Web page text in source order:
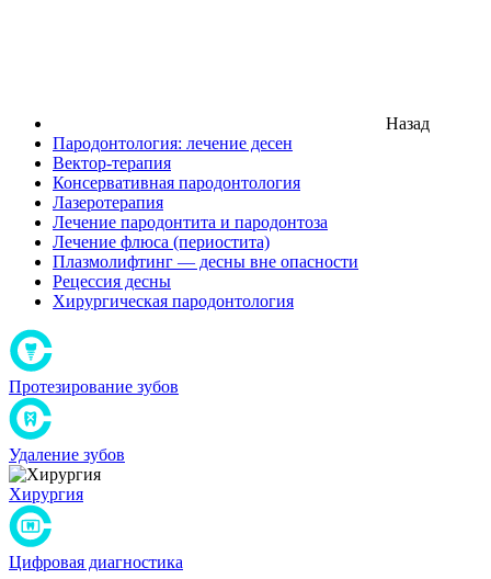
Назад
Пародонтология: лечение десен
Вектор-терапия
Консервативная пародонтология
Лазеротерапия
Лечение пародонтита и пародонтоза
Лечение флюса (периостита)
Плазмолифтинг — десны вне опасности
Рецессия десны
Хирургическая пародонтология
Протезирование зубов
Удаление зубов
Хирургия
Цифровая диагностика